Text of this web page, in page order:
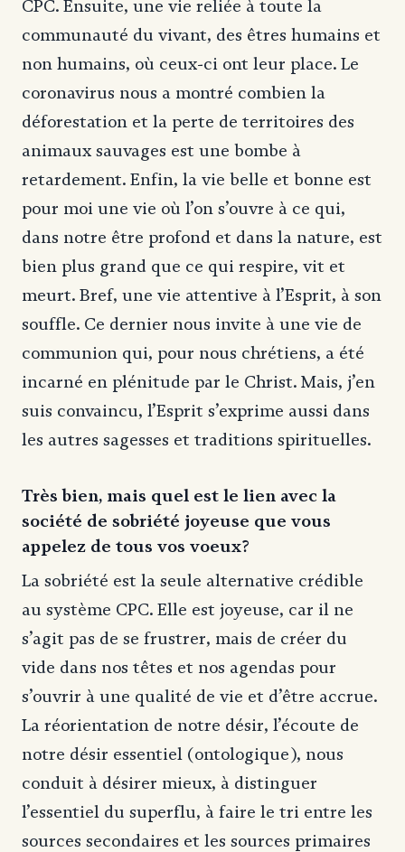
CPC. Ensuite, une vie reliée à toute la
communauté du vivant, des êtres humains et
non humains, où ceux-ci ont leur place. Le
coronavirus nous a montré combien la
déforestation et la perte de territoires des
animaux sauvages est une bombe à
retardement. Enfin, la vie belle et bonne est
pour moi une vie où l’on s’ouvre à ce qui,
dans notre être profond et dans la nature, est
bien plus grand que ce qui respire, vit et
meurt. Bref, une vie attentive à l’Esprit, à son
souffle. Ce dernier nous invite à une vie de
communion qui, pour nous chrétiens, a été
incarné en plénitude par le Christ. Mais, j’en
suis convaincu, l’Esprit s’exprime aussi dans
les autres sagesses et traditions spirituelles.
Très bien, mais quel est le lien avec la
société de sobriété joyeuse que vous
appelez de tous vos voeux?
La sobriété est la seule alternative crédible
au système CPC. Elle est joyeuse, car il ne
s’agit pas de se frustrer, mais de créer du
vide dans nos têtes et nos agendas pour
s’ouvrir à une qualité de vie et d’être accrue.
La réorientation de notre désir, l’écoute de
notre désir essentiel (ontologique), nous
conduit à désirer mieux, à distinguer
l’essentiel du superflu, à faire le tri entre les
sources secondaires et les sources primaires